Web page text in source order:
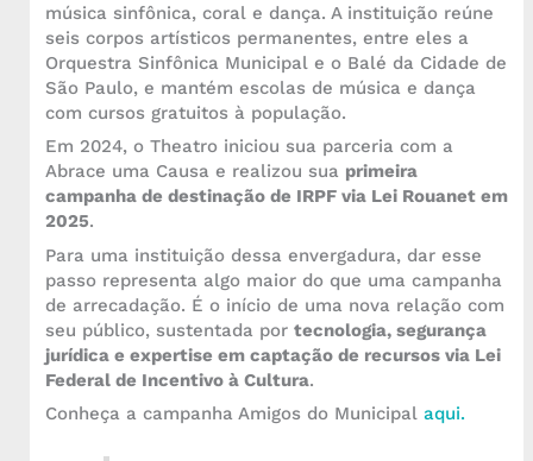
música sinfônica, coral e dança. A instituição reúne
seis corpos artísticos permanentes, entre eles a
Orquestra Sinfônica Municipal e o Balé da Cidade de
São Paulo, e mantém escolas de música e dança
com cursos gratuitos à população.
Em 2024, o Theatro iniciou sua parceria com a
Abrace uma Causa e realizou sua primeira
campanha de destinação de IRPF via Lei Rouanet em
2025.
Para uma instituição dessa envergadura, dar esse
passo representa algo maior do que uma campanha
de arrecadação. É o início de uma nova relação com
seu público, sustentada por tecnologia, segurança
jurídica e expertise em captação de recursos via Lei
Federal de Incentivo à Cultura.
Conheça a campanha Amigos do Municipal aqui.